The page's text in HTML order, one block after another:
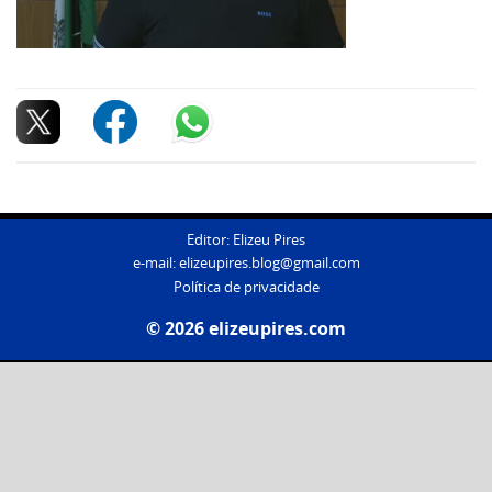
Editor: Elizeu Pires
e-mail:elizeupires.blog@gmail.com
Política de privacidade
© 2026 elizeupires.com